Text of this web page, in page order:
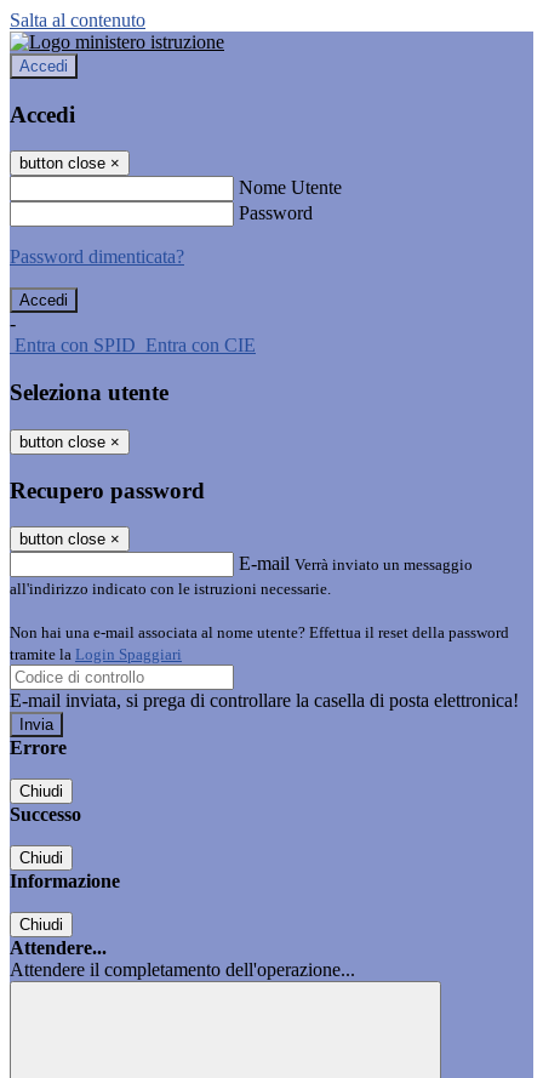
Salta al contenuto
Accedi
Accedi
button close ×
Nome Utente
Password
Password dimenticata?
-
Entra con SPID Entra con CIE
Seleziona utente
button close ×
Recupero password
button close ×
E-mail Verrà inviato un messaggio
all'indirizzo indicato con le istruzioni necessarie.
Non hai una e-mail associata al nome utente? Effettua il reset della password
tramite la Login Spaggiari
E-mail inviata, si prega di controllare la casella di posta elettronica!
Errore
Chiudi
Successo
Chiudi
Informazione
Chiudi
Attendere...
Attendere il completamento dell'operazione...